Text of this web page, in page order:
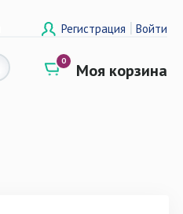
Регистрация | Войти
0 Моя корзина